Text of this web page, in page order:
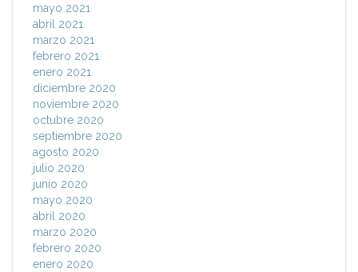
mayo 2021
abril 2021
marzo 2021
febrero 2021
enero 2021
diciembre 2020
noviembre 2020
octubre 2020
septiembre 2020
agosto 2020
julio 2020
junio 2020
mayo 2020
abril 2020
marzo 2020
febrero 2020
enero 2020